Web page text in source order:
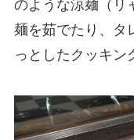
のような涼麺（リ
麺を茹でたり、タ
っとしたクッキン